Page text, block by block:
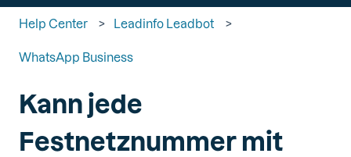
Help Center Leadinfo Leadbot
WhatsApp Business
Kann jede
Festnetznummer mit